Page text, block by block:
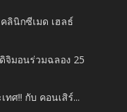
ลินิกซีเมด เฮลธ์
จิมอนร่วมฉลอง 25
ทศ‼️ กับ คอนเสิร์...